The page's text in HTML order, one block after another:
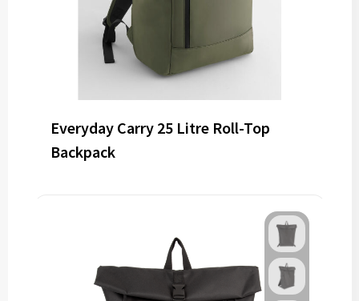
Everyday Carry 25 Litre Roll-Top
Backpack